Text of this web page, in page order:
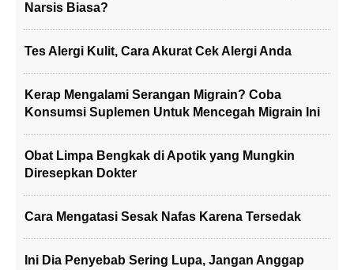
Narsis Biasa?
Tes Alergi Kulit, Cara Akurat Cek Alergi Anda
Kerap Mengalami Serangan Migrain? Coba
Konsumsi Suplemen Untuk Mencegah Migrain Ini
Obat Limpa Bengkak di Apotik yang Mungkin
Diresepkan Dokter
Cara Mengatasi Sesak Nafas Karena Tersedak
Ini Dia Penyebab Sering Lupa, Jangan Anggap